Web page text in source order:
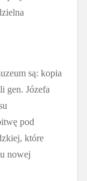
są: kopia
gen. Józefa
pod
które
nowej